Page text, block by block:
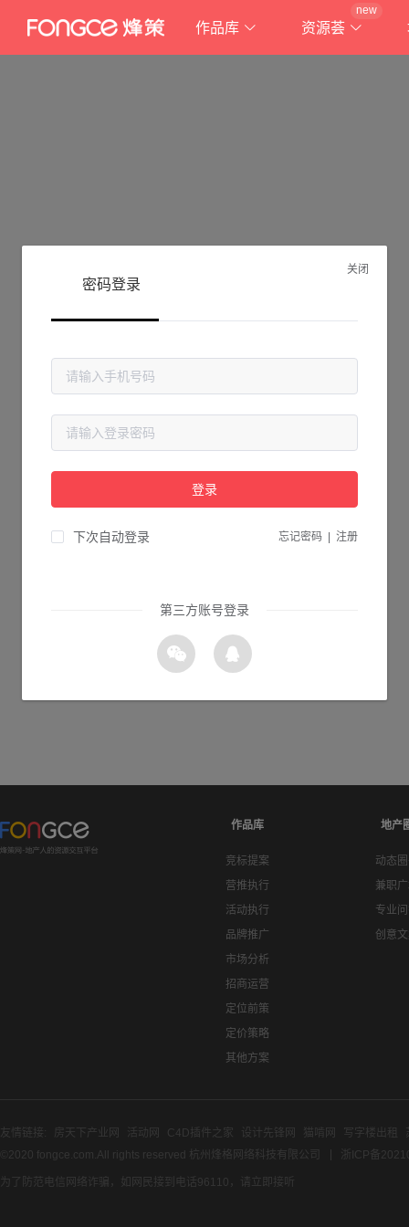
作品库 资源荟
new
抱歉!
请检查您输入的网址是否正确，或点击下面的按钮返回首页。
作品库
竞标提案
营推执行
活动执行
品牌推广
市场分析
招商运营
定位前策
定价策略
其他方案
地产
动态
兼职
专业
创意
友情链接: 房天下产业网 活动网 C4D插件之家 设计先锋网 猫啃网 写字楼出租
©2020 fongce.com.All rights reserved 杭州烽格网络科技有限公司
浙ICP备
为了防范电信网络诈骗，如网民接到电话96110，请立即接听
关闭
密码登录
登录
下次自动登录 忘记密码 注册
第三方账号登录